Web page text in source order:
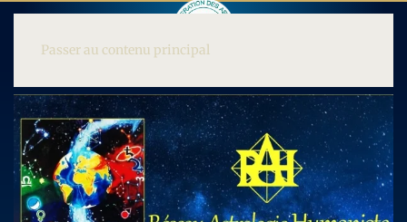
Passer au contenu principal